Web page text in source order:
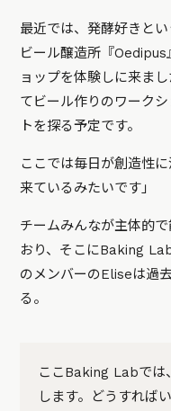
最近では、発酵好きと
ビール醸造所『
ョップを体験しに来ま
てビール作りのワーク
トを探る予定です。
ここでは毎日が創造性
来ているみたいです」
チームみんなが主体的
おり、そこにBaking
のメンバーのEliseは過
る。
ここBaking Labでは
します。どうすれば